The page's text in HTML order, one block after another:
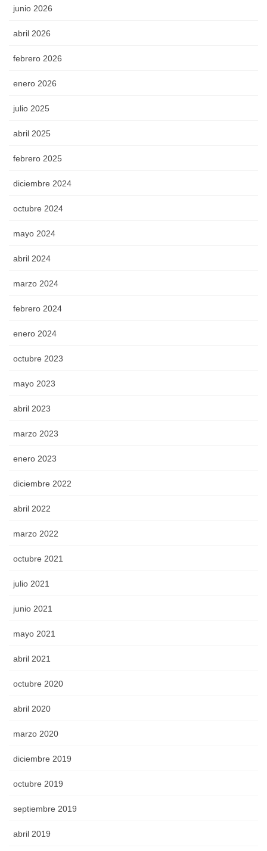
junio 2026
abril 2026
febrero 2026
enero 2026
julio 2025
abril 2025
febrero 2025
diciembre 2024
octubre 2024
mayo 2024
abril 2024
marzo 2024
febrero 2024
enero 2024
octubre 2023
mayo 2023
abril 2023
marzo 2023
enero 2023
diciembre 2022
abril 2022
marzo 2022
octubre 2021
julio 2021
junio 2021
mayo 2021
abril 2021
octubre 2020
abril 2020
marzo 2020
diciembre 2019
octubre 2019
septiembre 2019
abril 2019